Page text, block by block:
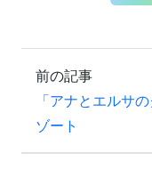
前の記事
「アナとエルサ
ゾート